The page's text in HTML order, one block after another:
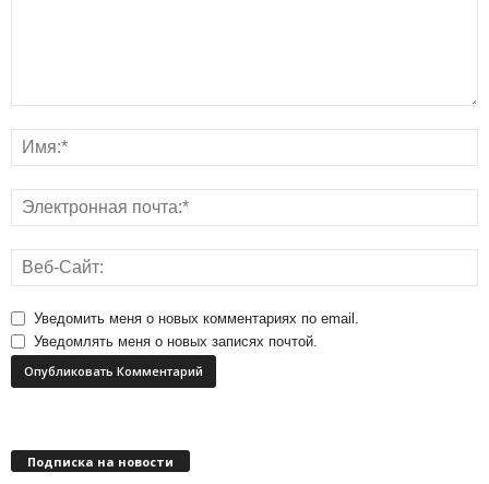
Уведомить меня о новых комментариях по email.
Уведомлять меня о новых записях почтой.
Подписка на новости